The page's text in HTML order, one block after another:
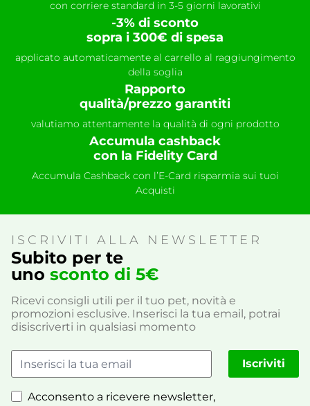
con corriere standard in 3-5 giorni lavorativi
-3% di sconto
sopra i 300€ di spesa
applicato automaticamente al carrello al raggiungimento
della soglia
Rapporto
qualità/prezzo garantiti
valutiamo attentamente la qualità di ogni prodotto
Accumula cashback
con la Fidelity Card
Accumula Cashback con l’E-Card risparmia sui tuoi
Acquisti
ISCRIVITI ALLA NEWSLETTER
Subito per te
uno sconto di 5€
Ricevi consigli utili per il tuo pet, novità e
promozioni esclusive. Inserisci la tua email, potrai
disiscriverti in qualsiasi momento
Acconsento a ricevere newsletter,
Iscriviti